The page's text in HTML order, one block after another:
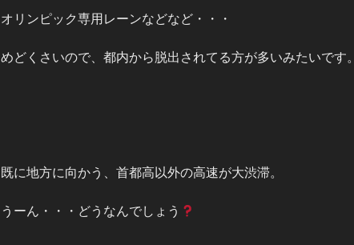
オリンピック専用レーンなどなど・・・
めどくさいので、都内から脱出されてる方が多いみたいです。
既に地方に向かう、首都高以外の高速が大渋滞。
うーん・・・どうなんでしょう